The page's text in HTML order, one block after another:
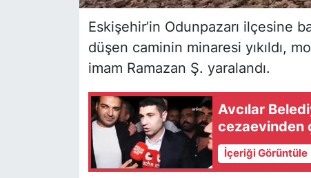
Eskişehir’in Odunpazarı ilçesine
düşen caminin minaresi yıkıldı,
imam Ramazan Ş. yaralandı.
Avcılar
cezaevinden
İçeriği Görüntüle